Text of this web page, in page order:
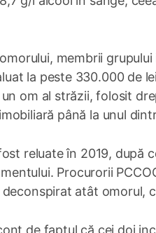
membrii
la peste 330.000 de
om al străzii, folosit
până la unul
reluate în 2019, după
Procurorii
atât omorul,